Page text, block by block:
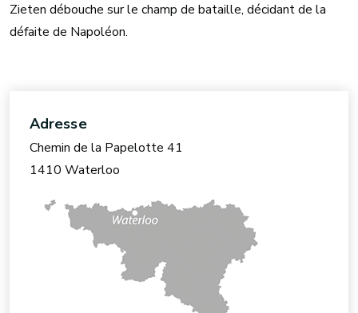
Zieten débouche sur le champ de bataille, décidant de la
défaite de Napoléon.
Adresse
Chemin de la Papelotte 41
1410 Waterloo